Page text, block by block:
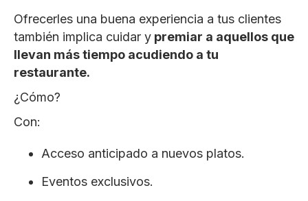
Ofrecerles una buena experiencia a tus clientes
también implica cuidar y premiar a aquellos que
llevan más tiempo acudiendo a tu
restaurante.
¿Cómo?
Con:
Acceso anticipado a nuevos platos.
Eventos exclusivos.